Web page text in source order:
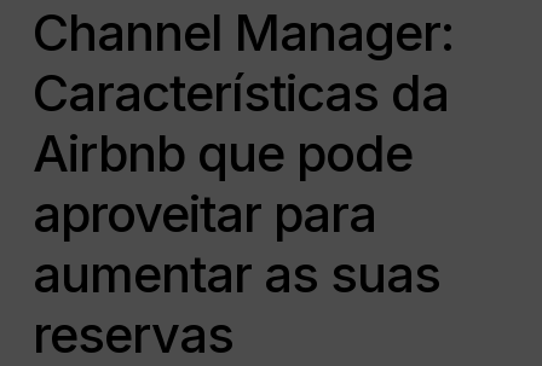
Channel Manager:
Características da
Airbnb que pode
aproveitar para
aumentar as suas
reservas